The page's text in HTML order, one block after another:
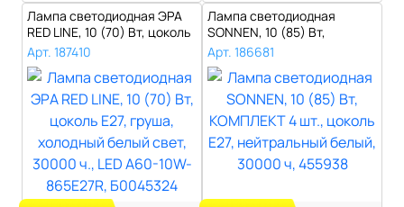
Лампа светодиодная ЭРА
RED LINE, 10 (70) Вт, цоколь
Е27..
Арт. 187410
Лампа светодиодная
SONNEN, 10 (85) Вт,
КОМПЛЕКТ 4 шт., ..
Арт. 186681